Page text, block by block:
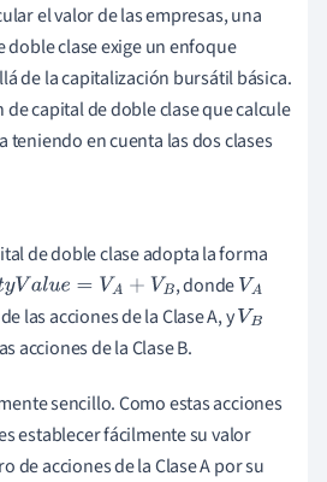
el valor de las empresas, una
clase exige un enfoque
de la capitalización bursátil básica.
de capital de doble clase que calcule
teniendo en cuenta las dos clases
de doble clase adopta la forma
ue=VA+VB , donde VA
las acciones de la Clase A, yVB
acciones de la Clase B.
sencillo. Como estas acciones
establecer fácilmente su valor
de acciones de la Clase A por su